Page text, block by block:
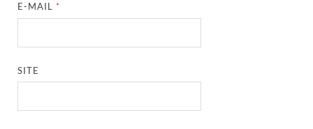
E-MAIL *
SITE